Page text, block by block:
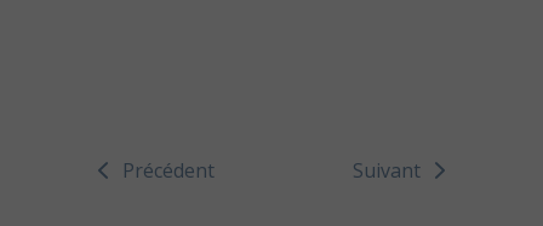
Précédent Suivant